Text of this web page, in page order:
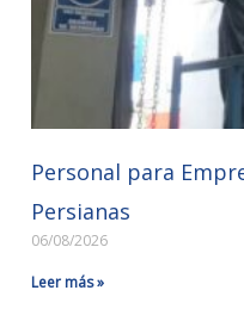
Personal para
Persianas
06/08/2026
Leer más »